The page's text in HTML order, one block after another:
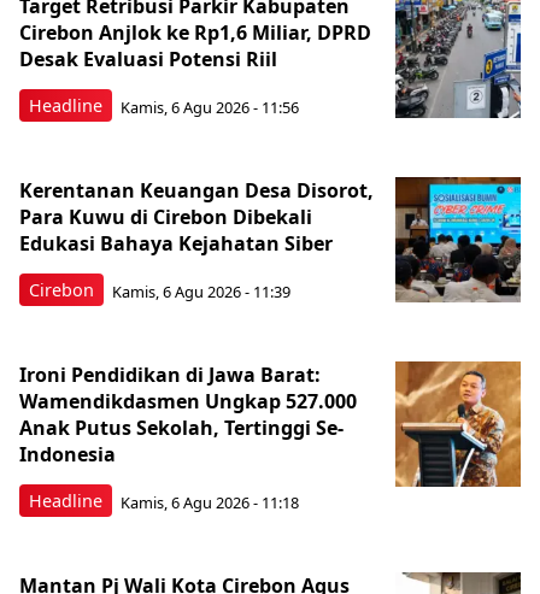
Headline
Target Retribusi Parkir Kabupaten
Cirebon Anjlok ke Rp1,6 Miliar, DPRD
Desak Evaluasi Potensi Riil
Kamis, 6 Agu 2026 - 11:56
Cirebon
Kerentanan Keuangan Desa Disorot,
Para Kuwu di Cirebon Dibekali
Edukasi Bahaya Kejahatan Siber
Kamis, 6 Agu 2026 - 11:39
Headline
Ironi Pendidikan di Jawa Barat:
Wamendikdasmen Ungkap 527.000
Anak Putus Sekolah, Tertinggi Se-
Indonesia
Kamis, 6 Agu 2026 - 11:18
Mantan Pj Wali Kota Cirebon Agus